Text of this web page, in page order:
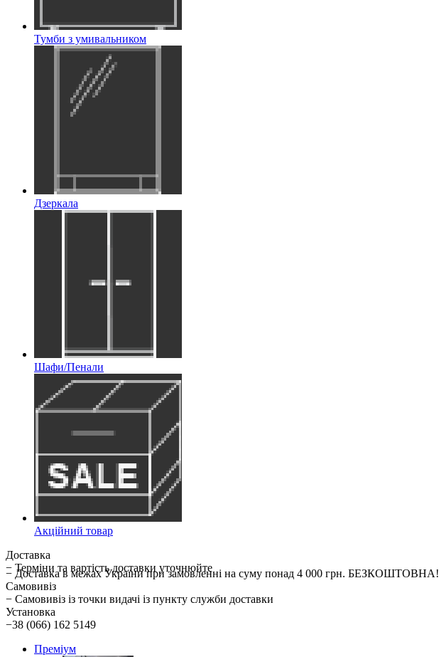
Тумби з умивальником
Дзеркала
Шафи/Пенали
Акційний товар
Доставка
− Терміни та вартість доставки уточнюйте
− Доставка в межах України при замовленні на суму понад 4 000 грн. БЕЗКОШТОВНА!
Самовивіз
− Самовивіз із точки видачі із пункту служби доставки
Установка
−38 (066) 162 5149
Преміум